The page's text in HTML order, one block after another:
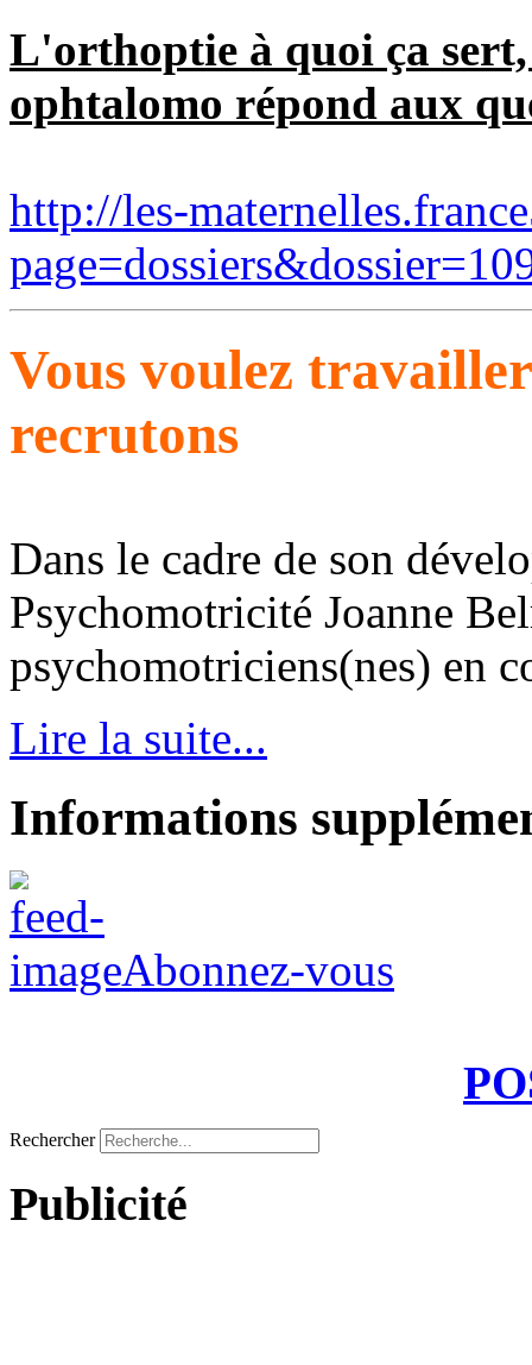
L'orthoptie à quoi ça
ophtalomo répond aux
http://les-
Vous voulez
recrutons
Dans le cadre de son
Psychomotricité Joanne
psychomotriciens(nes) en
Lire la suite...
Informations
Abonnez-vous
Rechercher
Publicité